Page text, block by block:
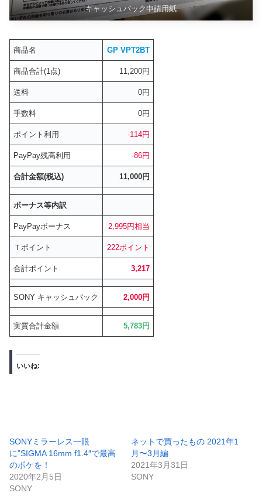
キャッシュバック申請用紙
商品名 GP VPT2BT
商品合計(1点) 11,200円
送料 0円
手数料 0円
ポイント利用 -114円
PayPay残高利用 -86円
合計金額(税込) 11,000円
ボーナス等内訳
PayPayボーナス 2,995円相当
Ｔポイント 222ポイント
合計ポイント 3,217
SONY キャッシュバック 2,000円
実質合計金額 5,783円
いいね:
SONYミラーレス一眼
に”SIGMA 16mm f1.4″で最高
のボケを！
2020年2月5日
SONY
ネットで買ったもの 2021年1
月〜3月編
2021年3月31日
SONY